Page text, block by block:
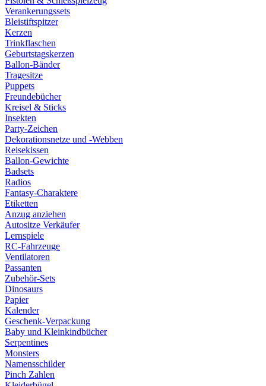
Verankerungssets
Bleistiftspitzer
Kerzen
Trinkflaschen
Geburtstagskerzen
Ballon-Bänder
Tragesitze
Puppets
Freundebücher
Kreisel & Sticks
Insekten
Party-Zeichen
Dekorationsnetze und -Webben
Reisekissen
Ballon-Gewichte
Badsets
Radios
Fantasy-Charaktere
Etiketten
Anzug anziehen
Autositze Verkäufer
Lernspiele
RC-Fahrzeuge
Ventilatoren
Passanten
Zubehör-Sets
Dinosaurs
Papier
Kalender
Geschenk-Verpackung
Baby und Kleinkindbücher
Serpentines
Monsters
Namensschilder
Pinch Zahlen